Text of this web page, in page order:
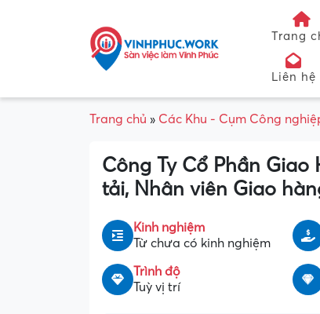
Trang
Liên hệ
Trang chủ » Các Khu - Cụm Công
Công Ty Cổ Phần Giao
tải, Nhân viên Giao
Kinh nghiệm
Từ chưa có kinh nghiệm
Trình độ
Tuỳ vị trí